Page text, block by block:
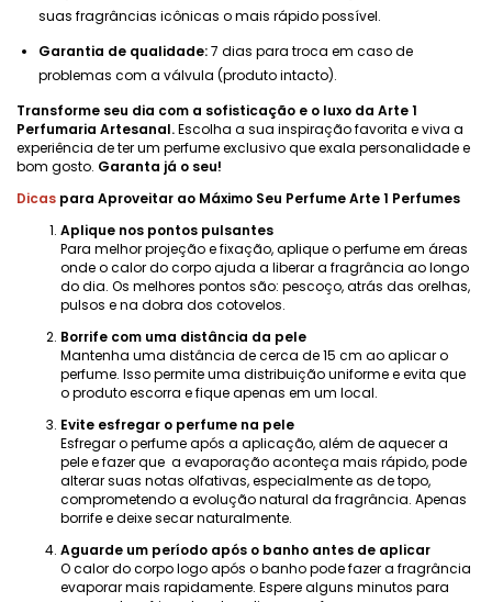
suas fragrâncias icônicas o mais rápido possível.
Garantia de qualidade:7 dias para troca em caso de
problemas com a válvula (produto intacto).
Transforme seu dia com a sofisticação e o luxo da Arte 1
Perfumaria Artesanal.Escolha a sua inspiração favorita e viva a
experiência de ter um perfume exclusivo que exala personalidade e
bom gosto. Garanta já o seu!
Dicas para Aproveitar ao Máximo Seu Perfume Arte 1 Perfumes
Aplique nos pontos pulsantes
Para melhor projeção e fixação, aplique o perfume em áreas
onde o calor do corpo ajuda a liberar a fragrância ao longo
do dia. Os melhores pontos são: pescoço, atrás das orelhas,
pulsos e na dobra dos cotovelos.
Borrife com uma distância da pele
Mantenha uma distância de cerca de 15 cm ao aplicar o
perfume. Isso permite uma distribuição uniforme e evita que
o produto escorra e fique apenas em um local.
Evite esfregar o perfume na pele
Esfregar o perfume após a aplicação, além de aquecer a
pele e fazer que a evaporação aconteça mais rápido, pode
alterar suas notas olfativas, especialmente as de topo,
comprometendo a evolução natural da fragrância. Apenas
borrife e deixe secar naturalmente.
Aguarde um período após o banho antes de aplicar
O calor do corpo logo após o banho pode fazer a fragrância
evaporar mais rapidamente. Espere alguns minutos para